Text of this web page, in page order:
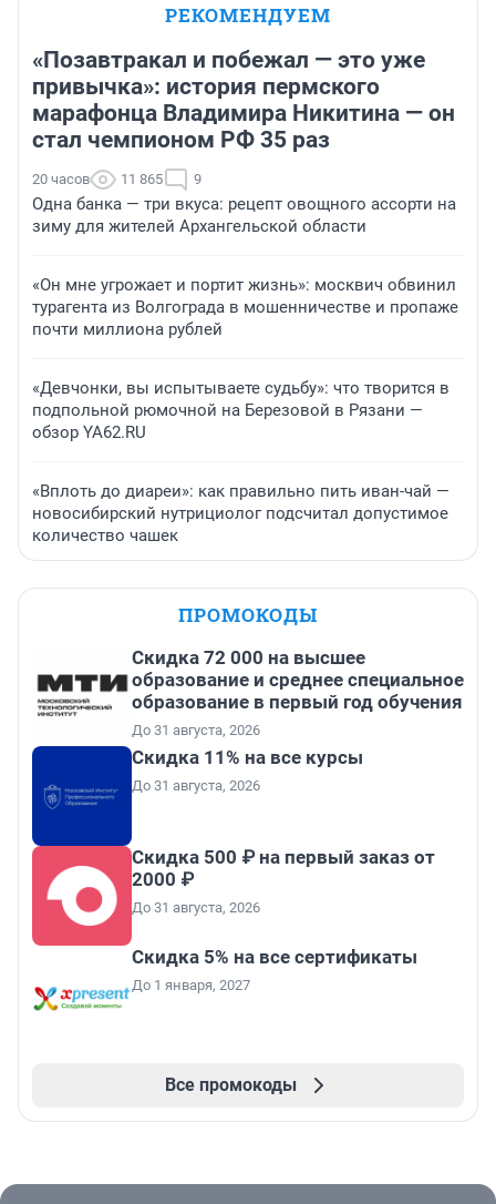
РЕКОМЕНДУЕМ
«Позавтракал и побежал — это уже
привычка»: история пермского
марафонца Владимира Никитина — он
стал чемпионом РФ 35 раз
20 часов 11 865 9
Одна банка — три вкуса: рецепт овощного ассорти на
зиму для жителей Архангельской области
«Он мне угрожает и портит жизнь»: москвич обвинил
турагента из Волгограда в мошенничестве и пропаже
почти миллиона рублей
«Девчонки, вы испытываете судьбу»: что творится в
подпольной рюмочной на Березовой в Рязани —
обзор YA62.RU
«Вплоть до диареи»: как правильно пить иван-чай —
новосибирский нутрициолог подсчитал допустимое
количество чашек
ПРОМОКОДЫ
Скидка 72 000 на высшее
образование и среднее специальное
образование в первый год обучения
До 31 августа, 2026
Скидка 11% на все курсы
До 31 августа, 2026
Скидка 500 ₽ на первый заказ от
2000 ₽
До 31 августа, 2026
Скидка 5% на все сертификаты
До 1 января, 2027
Все промокоды